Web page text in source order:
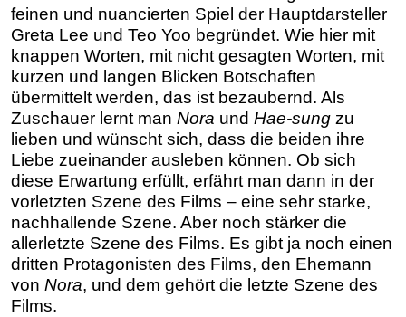
feinen und nuancierten Spiel der Hauptdarsteller
Greta Lee und Teo Yoo begründet. Wie hier mit
knappen Worten, mit nicht gesagten Worten, mit
kurzen und langen Blicken Botschaften
übermittelt werden, das ist bezaubernd. Als
Zuschauer lernt man Nora und Hae-sung zu
lieben und wünscht sich, dass die beiden ihre
Liebe zueinander ausleben können. Ob sich
diese Erwartung erfüllt, erfährt man dann in der
vorletzten Szene des Films – eine sehr starke,
nachhallende Szene. Aber noch stärker die
allerletzte Szene des Films. Es gibt ja noch einen
dritten Protagonisten des Films, den Ehemann
von Nora, und dem gehört die letzte Szene des
Films.